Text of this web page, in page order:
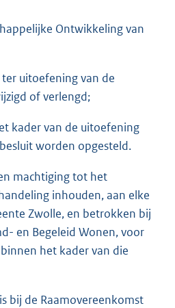
Ontwikkeling van
uitoefening van de
of verlengd;
kader van de uitoefening
worden opgesteld.
machtiging tot het
inhouden, aan elke
Zwolle, en betrokken bij
en Begeleid Wonen, voor
het kader van die
bij de Raamovereenkomst